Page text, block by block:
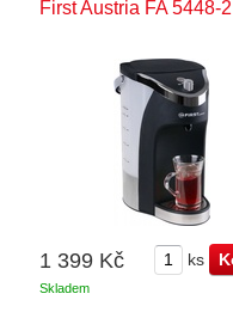
First Austria FA 5448-2
1 399 Kč ks
Skladem